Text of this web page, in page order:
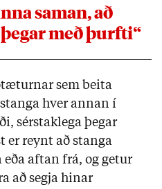
saman, að
með þurfti“
sem beita
hver annan í
sérstaklega þegar
er reynt að stanga
aftan frá, og getur
að segja hinar